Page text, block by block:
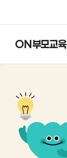
ON부모교육